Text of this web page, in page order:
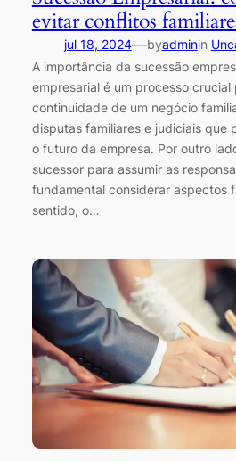
evitar conflitos
jul 18, 2024—byadminin
A importância da sucessão
empresarial é um processo
continuidade de um negócio
disputas familiares e judiciais que
o futuro da empresa. Por outro
sucessor para assumir as
fundamental considerar aspectos
sentido, o…